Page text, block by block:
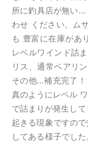
所に釣具店が無い
わせ ください。ム
も 豊富に在庫があ
レベルワインド詰
リス、通常ベアリ
その他...補充完了
真のようにレベル
で詰まりが発生し
起きる現象ですの
してある様子でし